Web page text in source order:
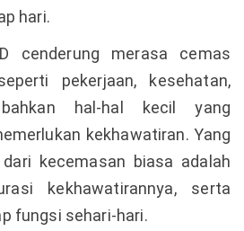
hari.
cenderung merasa cemas
pekerjaan, kesehatan,
hal-hal kecil yang
kekhawatiran. Yang
dari kecemasan biasa adalah
kekhawatirannya, serta
fungsi sehari-hari.